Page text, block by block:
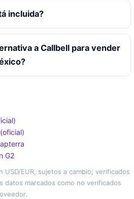
incluida?
a Callbell para vender
G2
USD/EUR, sujetos a cambio; verificados
datos marcados como no verificados